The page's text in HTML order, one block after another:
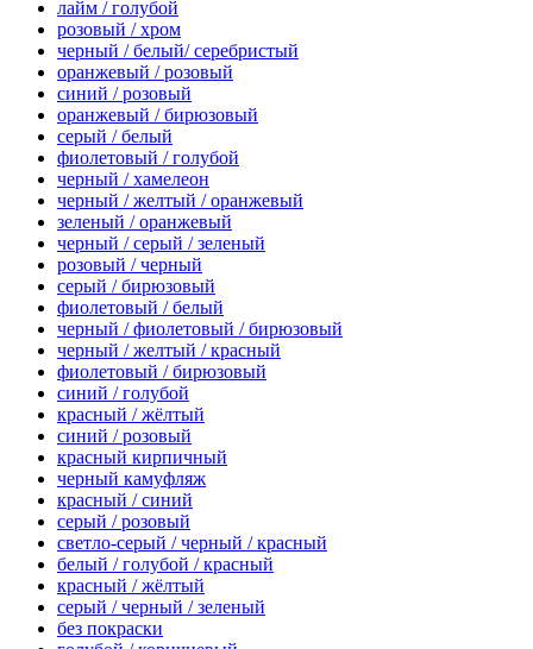
лайм / голубой
розовый / хром
черный / белый/ серебристый
оранжевый / розовый
синий / розовый
оранжевый / бирюзовый
серый / белый
фиолетовый / голубой
черный / хамелеон
черный / желтый / оранжевый
зеленый / оранжевый
черный / серый / зеленый
розовый / черный
серый / бирюзовый
фиолетовый / белый
черный / фиолетовый / бирюзовый
черный / желтый / красный
фиолетовый / бирюзовый
синий / голубой
красный / жёлтый
синий / розовый
красный кирпичный
черный камуфляж
красный / синий
серый / розовый
светло-серый / черный / красный
белый / голубой / красный
красный / жёлтый
серый / черный / зеленый
без покраски